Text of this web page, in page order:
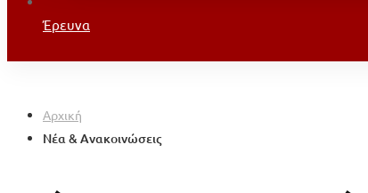
Έρευνα
Αρχική
Νέα & Ανακοινώσεις